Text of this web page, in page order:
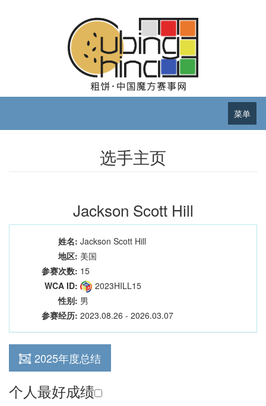
菜单
选手主页
Jackson Scott Hill
姓名: Jackson Scott Hill
地区: 美国
参赛次数: 15
WCA ID:
2023HILL15
性别: 男
参赛经历: 2023.08.26 - 2026.03.07
2025年度总结
个人最好成绩